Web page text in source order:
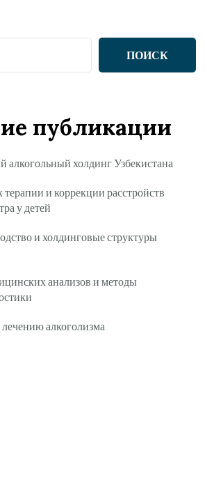
ПОИСК
публикации
холдинг Узбекистана
и коррекции расстройств
у детей
и холдинговые структуры
анализов и методы
алкоголизма